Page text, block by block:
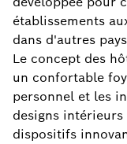
établissements
dans d'autres
Le concept des
un confortable
personnel et les
designs intérieurs
dispositifs